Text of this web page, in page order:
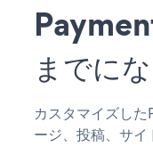
までに
カスタマイズし
ージ、投稿、サイ